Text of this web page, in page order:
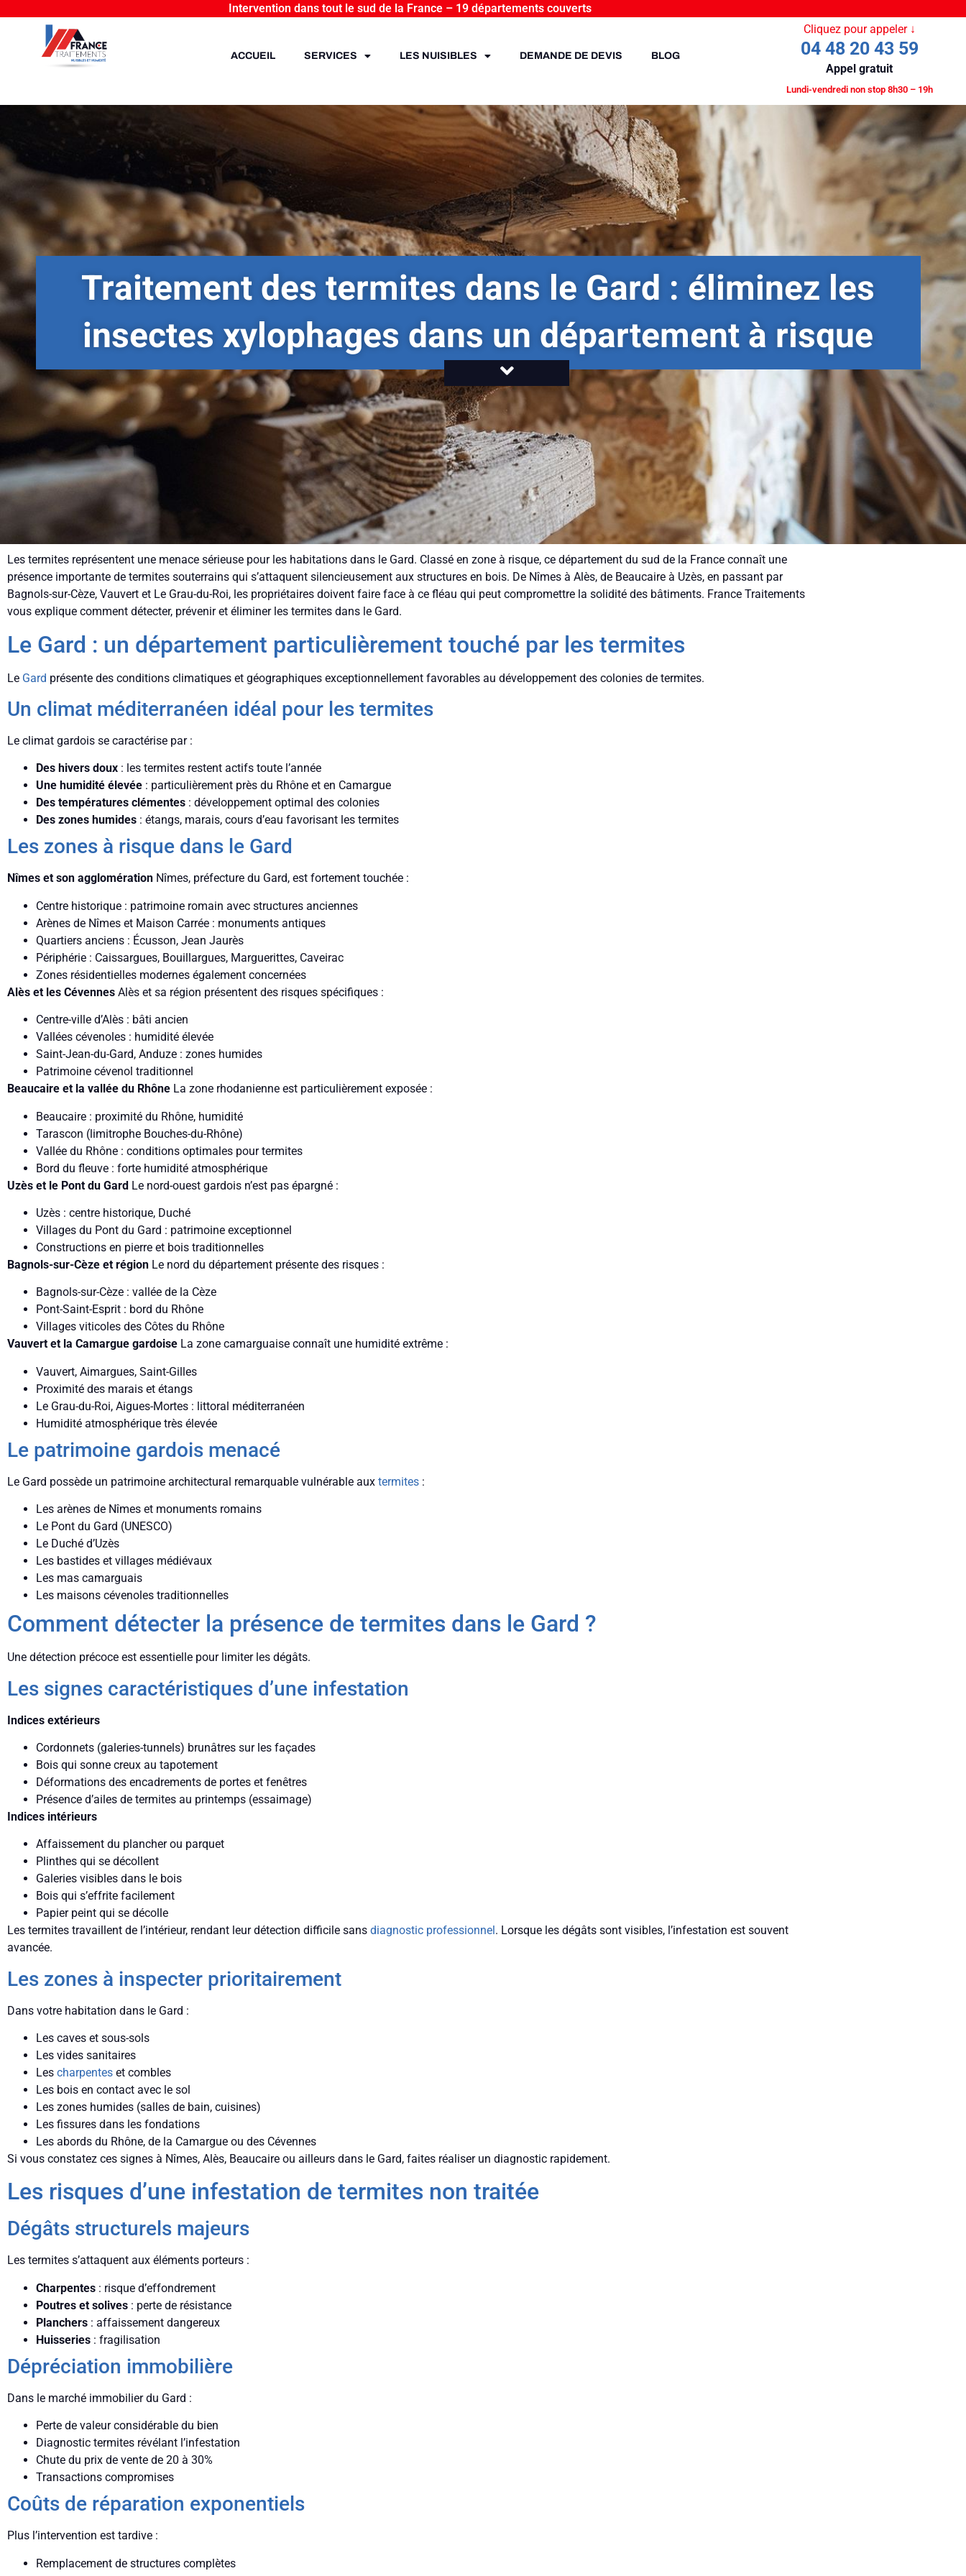
Intervention dans tout le sud de la France – 19 départements couverts
ACCUEIL SERVICES LES NUISIBLES DEMANDE DE DEVIS BLOG
Cliquez pour appeler ↓
04 48 20 43 59
Appel gratuit
Lundi-vendredi non stop 8h30 – 19h
Traitement des termites dans le Gard : éliminez les
insectes xylophages dans un département à risque
Les termites représentent une menace sérieuse pour les habitations dans le Gard. Classé en zone à risque, ce département du sud de la France connaît une
présence importante de termites souterrains qui s’attaquent silencieusement aux structures en bois. De Nîmes à Alès, de Beaucaire à Uzès, en passant par
Bagnols-sur-Cèze, Vauvert et Le Grau-du-Roi, les propriétaires doivent faire face à ce fléau qui peut compromettre la solidité des bâtiments. France Traitements
vous explique comment détecter, prévenir et éliminer les termites dans le Gard.
Le Gard : un département particulièrement touché par les termites
Le Gard présente des conditions climatiques et géographiques exceptionnellement favorables au développement des colonies de termites.
Un climat méditerranéen idéal pour les termites
Le climat gardois se caractérise par :
Des hivers doux : les termites restent actifs toute l’année
Une humidité élevée : particulièrement près du Rhône et en Camargue
Des températures clémentes : développement optimal des colonies
Des zones humides : étangs, marais, cours d’eau favorisant les termites
Les zones à risque dans le Gard
Nîmes et son agglomération Nîmes, préfecture du Gard, est fortement touchée :
Centre historique : patrimoine romain avec structures anciennes
Arènes de Nîmes et Maison Carrée : monuments antiques
Quartiers anciens : Écusson, Jean Jaurès
Périphérie : Caissargues, Bouillargues, Marguerittes, Caveirac
Zones résidentielles modernes également concernées
Alès et les Cévennes Alès et sa région présentent des risques spécifiques :
Centre-ville d’Alès : bâti ancien
Vallées cévenoles : humidité élevée
Saint-Jean-du-Gard, Anduze : zones humides
Patrimoine cévenol traditionnel
Beaucaire et la vallée du Rhône La zone rhodanienne est particulièrement exposée :
Beaucaire : proximité du Rhône, humidité
Tarascon (limitrophe Bouches-du-Rhône)
Vallée du Rhône : conditions optimales pour termites
Bord du fleuve : forte humidité atmosphérique
Uzès et le Pont du Gard Le nord-ouest gardois n’est pas épargné :
Uzès : centre historique, Duché
Villages du Pont du Gard : patrimoine exceptionnel
Constructions en pierre et bois traditionnelles
Bagnols-sur-Cèze et région Le nord du département présente des risques :
Bagnols-sur-Cèze : vallée de la Cèze
Pont-Saint-Esprit : bord du Rhône
Villages viticoles des Côtes du Rhône
Vauvert et la Camargue gardoise La zone camarguaise connaît une humidité extrême :
Vauvert, Aimargues, Saint-Gilles
Proximité des marais et étangs
Le Grau-du-Roi, Aigues-Mortes : littoral méditerranéen
Humidité atmosphérique très élevée
Le patrimoine gardois menacé
Le Gard possède un patrimoine architectural remarquable vulnérable aux termites :
Les arènes de Nîmes et monuments romains
Le Pont du Gard (UNESCO)
Le Duché d’Uzès
Les bastides et villages médiévaux
Les mas camarguais
Les maisons cévenoles traditionnelles
Comment détecter la présence de termites dans le Gard ?
Une détection précoce est essentielle pour limiter les dégâts.
Les signes caractéristiques d’une infestation
Indices extérieurs
Cordonnets (galeries-tunnels) brunâtres sur les façades
Bois qui sonne creux au tapotement
Déformations des encadrements de portes et fenêtres
Présence d’ailes de termites au printemps (essaimage)
Indices intérieurs
Affaissement du plancher ou parquet
Plinthes qui se décollent
Galeries visibles dans le bois
Bois qui s’effrite facilement
Papier peint qui se décolle
Les termites travaillent de l’intérieur, rendant leur détection difficile sans diagnostic professionnel . Lorsque les dégâts sont visibles, l’infestation est souvent
avancée.
Les zones à inspecter prioritairement
Dans votre habitation dans le Gard :
Les caves et sous-sols
Les vides sanitaires
Les charpentes et combles
Les bois en contact avec le sol
Les zones humides (salles de bain, cuisines)
Les fissures dans les fondations
Les abords du Rhône, de la Camargue ou des Cévennes
Si vous constatez ces signes à Nîmes, Alès, Beaucaire ou ailleurs dans le Gard, faites réaliser un diagnostic rapidement.
Les risques d’une infestation de termites non traitée
Dégâts structurels majeurs
Les termites s’attaquent aux éléments porteurs :
Charpentes : risque d’effondrement
Poutres et solives : perte de résistance
Planchers : affaissement dangereux
Huisseries : fragilisation
Dépréciation immobilière
Dans le marché immobilier du Gard :
Perte de valeur considérable du bien
Diagnostic termites révélant l’infestation
Chute du prix de vente de 20 à 30%
Transactions compromises
Coûts de réparation exponentiels
Plus l’intervention est tardive :
Remplacement de structures complètes